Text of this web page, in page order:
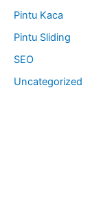
Pintu Kaca
Pintu Sliding
SEO
Uncategorized